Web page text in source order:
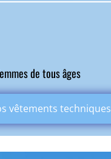
de tous âges
vêtements techniques